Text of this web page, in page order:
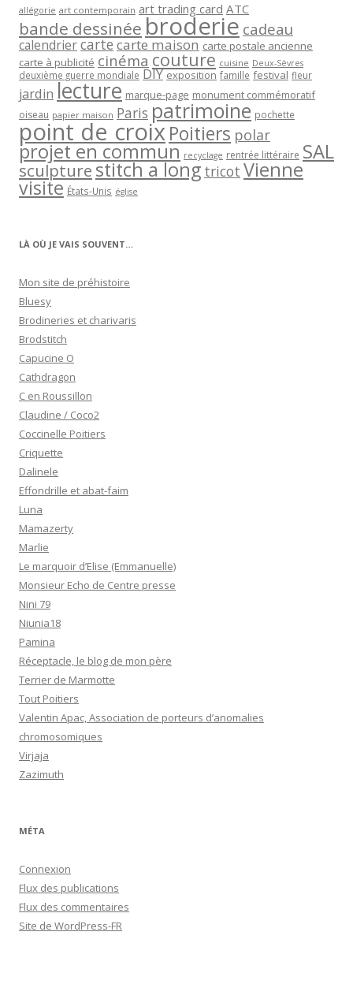
allégorie art contemporain art trading card ATC
bande dessinée broderie cadeau
calendriercartecarte maison carte postale ancienne
carte à publicité cinéma couture cuisine Deux-Sèvres
deuxième guerre mondiale DIY exposition famille festival fleur
jardin lecture marque-page monument commémoratif
oiseau papier maison Paris patrimoine pochette
point de croixPoitiers polar
projet en commun recyclage rentrée littéraire SAL
sculpturestitch a long tricot Vienne
visite États-Unis église
LÀ OÙ JE VAIS SOUVENT…
Mon site de préhistoire
Bluesy
Brodineries et charivaris
Brodstitch
Capucine O
Cathdragon
C en Roussillon
Claudine / Coco2
Coccinelle Poitiers
Criquette
Dalinele
Effondrille et abat-faim
Luna
Mamazerty
Marlie
Le marquoir d’Elise (Emmanuelle)
Monsieur Echo de Centre presse
Nini 79
Niunia18
Pamina
Réceptacle, le blog de mon père
Terrier de Marmotte
Tout Poitiers
Valentin Apac, Association de porteurs d’anomalies
chromosomiques
Virjaja
Zazimuth
MÉTA
Connexion
Flux des publications
Flux des commentaires
Site de WordPress-FR